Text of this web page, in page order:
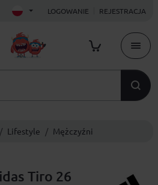
LOGOWANIE REJESTRACJA
Lifestyle Mężczyźni
Tiro 26